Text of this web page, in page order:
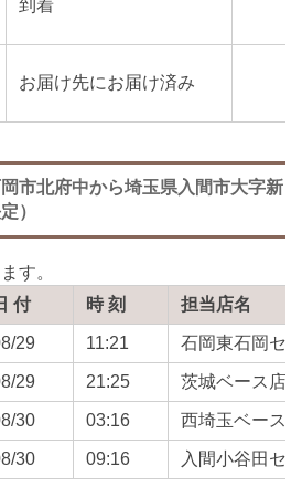
到着
お届け先にお届け済み
市北府中から埼玉県入間市大字新
）
付 時 刻 担当店名
29 11:21 石岡東石岡セ
29 21:25 茨城ベース店
30 03:16 西埼玉ベース
30 09:16 入間小谷田セ